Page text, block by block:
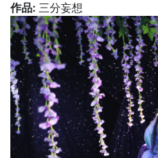
作品: 三分妄想